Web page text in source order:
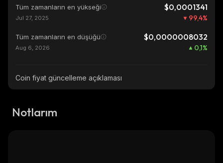
Tüm zamanların en yükseği $0,0001341
Jul 27, 2025 99,4%
Tüm zamanların en düşüğü $0,0000008032
Aug 6, 2026 0,1%
Coin fiyat güncelleme açıklaması
Notlarım